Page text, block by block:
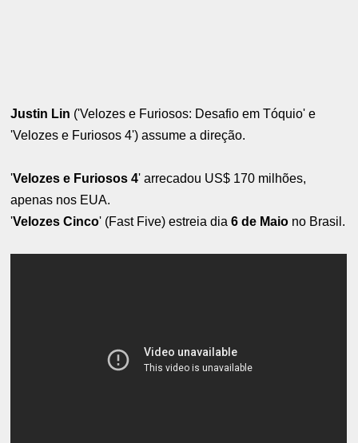
Justin Lin ('Velozes e Furiosos: Desafio em Tóquio' e
'Velozes e Furiosos 4') assume a direção.
'Velozes e Furiosos 4' arrecadou US$ 170 milhões,
apenas nos EUA.
'Velozes Cinco' (Fast Five) estreia dia6 de Maio no Brasil.